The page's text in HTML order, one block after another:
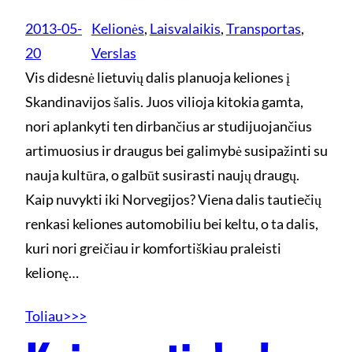
2013-05-
20
Kelionės, Laisvalaikis, Transportas
Verslas
Vis didesnė lietuvių dalis planuoja keliones į
Skandinavijos šalis. Juos vilioja kitokia gamta,
nori aplankyti ten dirbančius ar studijuojančius
artimuosius ir draugus bei galimybė susipažinti su
nauja kultūra, o galbūt susirasti naujų draugų.
Kaip nuvykti iki Norvegijos? Viena dalis tautiečių
renkasi keliones automobiliu bei keltu, o ta dalis,
kuri nori greičiau ir komfortiškiau praleisti
kelionę…
Toliau>>>